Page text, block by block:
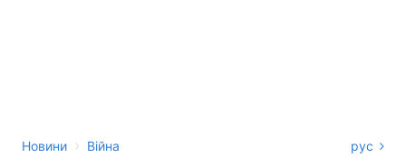
Новини › Війна рус